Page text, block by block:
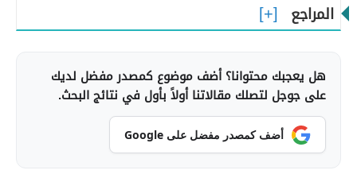
المراجع
هل يعجبك محتوانا؟ أضف موضوع كمصدر مفضل لديك
على جوجل لتصلك مقالاتنا أولاً بأول في نتائج البحث.
أضف كمصدر مفضل على Google